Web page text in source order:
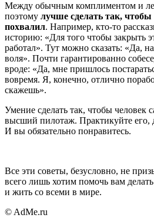
Между обычным комплиментом и
поэтому лучше сделать так, чтобы
похвалил. Например, кто-то
историю: «Для того чтобы закрыть
работал». Тут можно сказать: «Да,
воля». Почти гарантированно
вроде: «Да, мне пришлось
вовремя. Я, конечно, отлично
скажешь».
Умение сделать так, чтобы человек
высший пилотаж. Практикуйте его,
И вы обязательно понравитесь.
Все эти советы, безусловно, не
всего лишь хотим помочь вам
и жить со всеми в мире.
© AdMe.ru